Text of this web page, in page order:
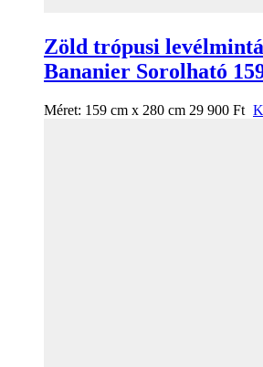
Zöld trópusi
Bananier Sorolható
Méret: 159 cm x 280 cm 29 900 Ft